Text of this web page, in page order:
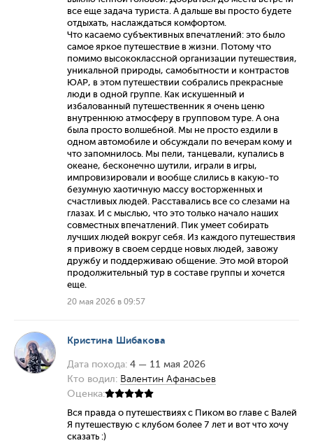
все еще задача туриста. А дальше вы просто будете
отдыхать, наслаждаться комфортом.
Что касаемо субъективных впечатлений: это было
самое яркое путешествие в жизни. Потому что
помимо высококлассной организации путешествия,
уникальной природы, самобытности и контрастов
ЮАР, в этом путешествии собрались прекрасные
люди в одной группе. Как искушенный и
избалованный путешественник я очень ценю
внутреннюю атмосферу в групповом туре. А она
была просто волшебной. Мы не просто ездили в
одном автомобиле и обсуждали по вечерам кому и
что запомнилось. Мы пели, танцевали, купались в
океане, бесконечно шутили, играли в игры,
импровизировали и вообще слились в какую-то
безумную хаотичную массу восторженных и
счастливых людей. Расставались все со слезами на
глазах. И с мыслью, что это только начало наших
совместных впечатлений. Пик умеет собирать
лучших людей вокруг себя. Из каждого путешествия
я привожу в своем сердце новых людей, завожу
дружбу и поддерживаю общение. Это мой второй
продолжительный тур в составе группы и хочется
еще.
20 мая 2026 в 09:57
Кристина Шибакова
Дата похода: 4 — 11 мая 2026
Кто водил: Валентин Афанасьев
Оценка:
Вся правда о путешествиях с Пиком во главе с Валей
Я путешествую с клубом более 7 лет и вот что хочу
сказать :)